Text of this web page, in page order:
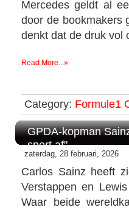
Mercedes geldt al
door de bookmakers
denkt dat de druk vol
Read More...»
Category: Formule1
GPDA-kopman
sport af"
zaterdag, 28 februari, 2026
Carlos Sainz heeft
Verstappen en
Waar beide